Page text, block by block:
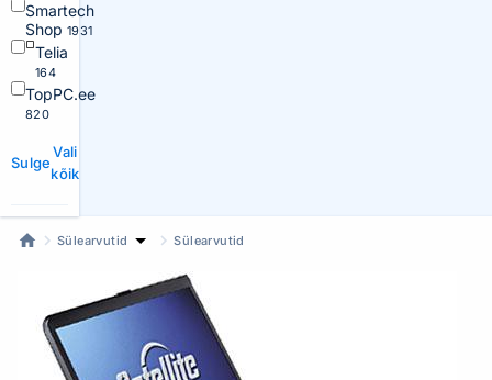
Smartech
Shop 1931
Telia
164
TopPC.ee
820
Sulge
Vali
kõik
Sülearvutid Sülearvutid